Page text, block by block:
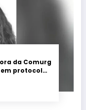
da Comurg
protocolo